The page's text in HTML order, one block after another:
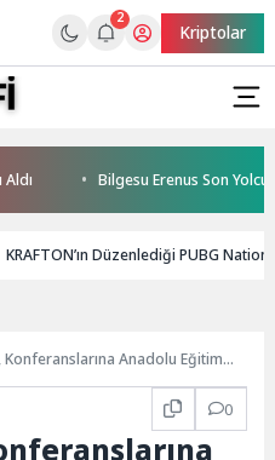
2
Kriptolar
Bilgesu Erenus Son
KRAFTON’ın Düzenlediği PUBG
Konferanslarına Anadolu Eğitim
0